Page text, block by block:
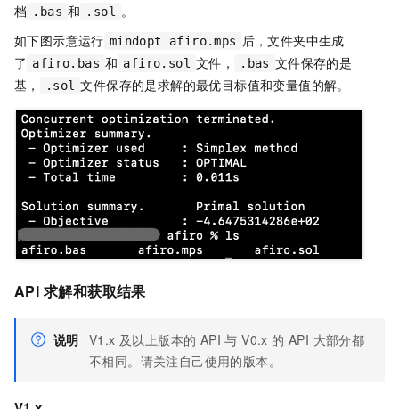
档
.bas 和 .sol 。
如下图示意运行 mindopt afiro.mps 后，文件夹中生成
了 afiro.bas 和 afiro.sol 文件， .bas 文件保存的是
基，
.sol 文件保存的是求解的最优目标值和变量值的解。
API 求解和获取结果
说明 V1.x 及以上版本的 API 与 V0.x 的 API 大部分都
不相同。请关注自己使用的版本。